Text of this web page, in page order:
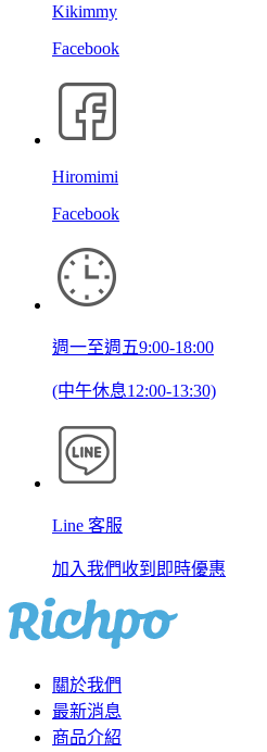
Kikimmy
Facebook
Hiromimi
Facebook
週一至週五9:00-18:00
(中午休息12:00-13:30)
Line 客服
加入我們收到即時優惠
關於我們
最新消息
商品介紹